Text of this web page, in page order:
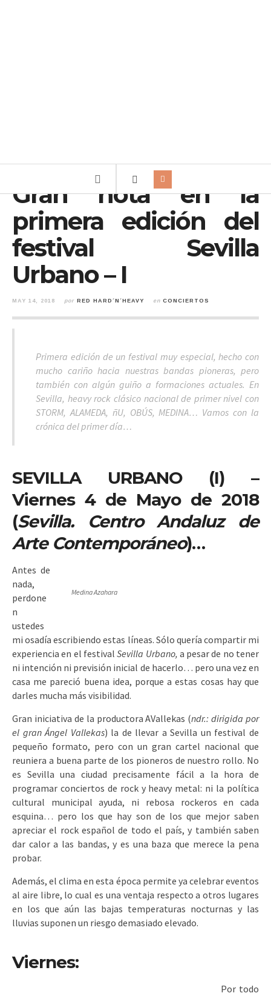
Gran nota en la
primera edición del
festival Sevilla
Urbano – I
MAY 14, 2018 por RED HARD´N´HEAVY en CONCIERTOS
Primera edición de un festival muy especial, hecho con
mucho cariño hacia nuestras bandas pioneras, pero
también con algún guiño a formaciones actuales. En
Sevilla, heavy rock clásico nacional de primer nivel con
STORM, ALAMEDA, ñU, OBÚS, MEDINA… Vamos con la
crónica del primer día…
SEVILLA URBANO (I) –
Viernes 4 de Mayo de 2018
(Sevilla. Centro Andaluz de
Arte Contemporáneo)…
Medina Azahara
Antes de
nada,
perdone
n
ustedes
mi osadía escribiendo estas líneas. Sólo quería compartir mi
experiencia en el festivalSevilla Urbano, a pesar de no tener
ni intención ni previsión inicial de hacerlo… pero una vez en
casa me pareció buena idea, porque a estas cosas hay que
darles mucha más visibilidad.
Gran iniciativa de la productora AVallekas (ndr.: dirigida por
el gran Ángel Vallekas) la de llevar a Sevilla un festival de
pequeño formato, pero con un gran cartel nacional que
reuniera a buena parte de los pioneros de nuestro rollo. No
es Sevilla una ciudad precisamente fácil a la hora de
programar conciertos de rock y heavy metal: ni la política
cultural municipal ayuda, ni rebosa rockeros en cada
esquina… pero los que hay son de los que mejor saben
apreciar el rock español de todo el país, y también saben
dar calor a las bandas, y es una baza que merece la pena
probar.
Además, el clima en esta época permite ya celebrar eventos
al aire libre, lo cual es una ventaja respecto a otros lugares
en los que aún las bajas temperaturas nocturnas y las
lluvias suponen un riesgo demasiado elevado.
Viernes:
Por todo